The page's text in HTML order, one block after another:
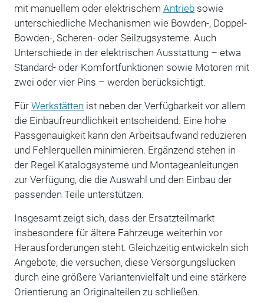
mit manuellem oder elektrischem Antriebsowie
unterschiedliche Mechanismen wie Bowden-, Doppel-
Bowden-, Scheren- oder Seilzugsysteme. Auch
Unterschiede in der elektrischen Ausstattung – etwa
Standard- oder Komfortfunktionen sowie Motoren mit
zwei oder vier Pins – werden berücksichtigt.
Für Werkstätten ist neben der Verfügbarkeit vor allem
die Einbaufreundlichkeit entscheidend. Eine hohe
Passgenauigkeit kann den Arbeitsaufwand reduzieren
und Fehlerquellen minimieren. Ergänzend stehen in
der Regel Katalogsysteme und Montageanleitungen
zur Verfügung, die die Auswahl und den Einbau der
passenden Teile unterstützen.
Insgesamt zeigt sich, dass der Ersatzteilmarkt
insbesondere für ältere Fahrzeuge weiterhin vor
Herausforderungen steht. Gleichzeitig entwickeln sich
Angebote, die versuchen, diese Versorgungslücken
durch eine größere Variantenvielfalt und eine stärkere
Orientierung an Originalteilen zu schließen.